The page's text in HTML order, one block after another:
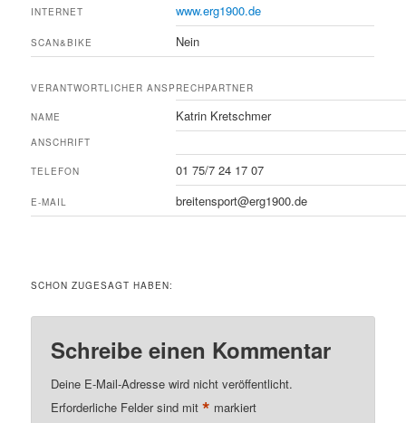
INTERNET www.erg1900.de
SCAN&BIKE Nein
VERANTWORTLICHER ANSPRECHPARTNER
NAME Katrin Kretschmer
ANSCHRIFT
TELEFON 01 75/7 24 17 07
E-MAIL breitensport@erg1900.de
SCHON ZUGESAGT HABEN:
Schreibe einen Kommentar
Deine E-Mail-Adresse wird nicht veröffentlicht.
Erforderliche Felder sind mit* markiert